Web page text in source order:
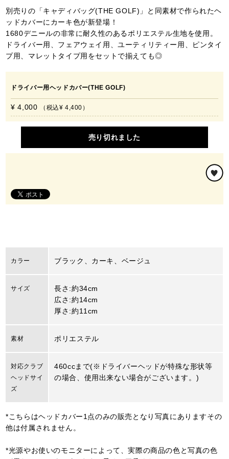
別売りの「キャディバッグ(THE GOLF)」と同素材で作られたヘ
ッドカバーにカーキ色が新登場！
1680デニールの非常に耐久性のあるポリエステル生地を使用。
ドライバー用、フェアウェイ用、ユーティリティー用、ピンタイ
プ用、マレットタイプ用をセットで揃えても◎
ドライバー用ヘッドカバー(THE GOLF)
¥ 4,000 税込¥ 4,400
売り切れました
カラー ブラック、カーキ、ベージュ
サイズ
長さ:約34cm
広さ:約14cm
厚さ:約11cm
素材 ポリエステル
対応クラブ
ヘッドサイ
ズ
460ccまで(※ドライバーヘッドが特殊な形状等
の場合、使用出来ない場合がございます。)
*こちらはヘッドカバー1点のみの販売となり写真にありますその
他は付属されません。
*光源やお使いのモニターによって、実際の商品の色と写真の色